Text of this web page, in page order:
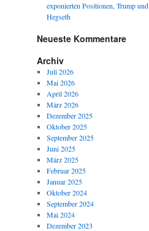
exponierten Positionen, Trump und
Hegseth
Neueste Kommentare
Archiv
Juli 2026
Mai 2026
April 2026
März 2026
Dezember 2025
Oktober 2025
September 2025
Juni 2025
März 2025
Februar 2025
Januar 2025
Oktober 2024
September 2024
Mai 2024
Dezember 2023